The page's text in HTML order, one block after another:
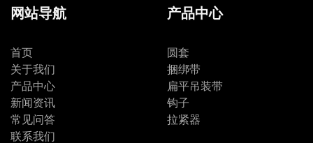
网站导航
首页
关于我们
产品中心
新闻资讯
常见问答
联系我们
产品中心
圆套
捆绑带
扁平吊装带
钩子
拉紧器